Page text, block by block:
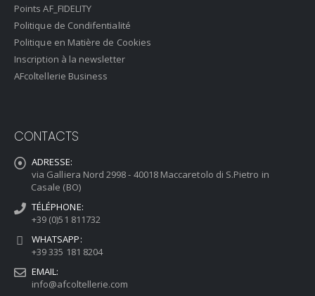
Points AF_FIDELITY
Politique de Condifentialité
Politique en Matière de Cookies
Inscription à la newsletter
AFcoltellerie Business
CONTACTS
ADRESSE:
via Galliera Nord 2998 - 40018 Maccaretolo di S.Pietro in
Casale (BO)
TÉLÉPHONE:
+39 (0)51 811732
WHATSAPP:
+39 335 181 8204
EMAIL:
info@afcoltellerie.com